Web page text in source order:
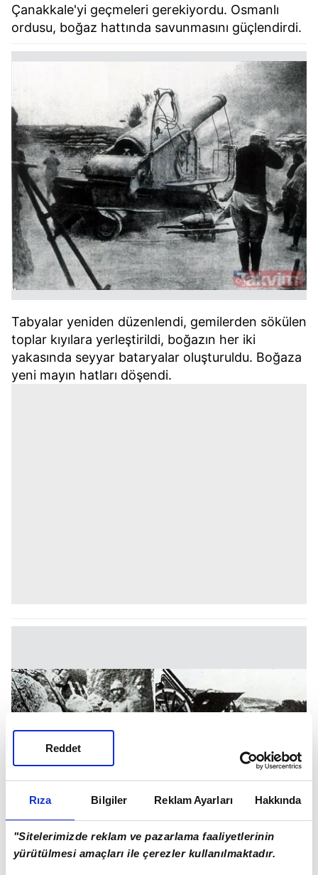
Rıza Bilgiler Reklam Ayarları Hakkında
"Sitelerimizde reklam ve pazarlama faaliyetlerinin
yürütülmesi amaçları ile çerezler kullanılmaktadır.
Reddet
Çanakkale'yi geçmeleri gerekiyordu. Osmanlı
ordusu, boğaz hattında savunmasını güçlendirdi.
Tabyalar yeniden düzenlendi, gemilerden sökülen
toplar kıyılara yerleştirildi, boğazın her iki
yakasında seyyar bataryalar oluşturuldu. Boğaza
yeni mayın hatları döşendi.